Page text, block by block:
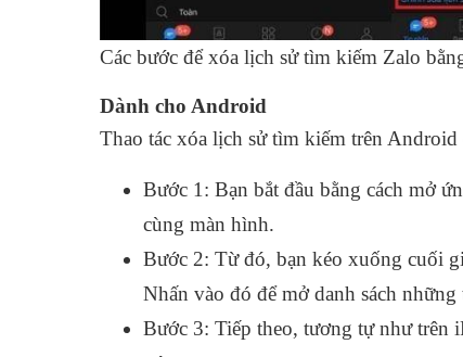
Các bước để xóa lịch sử tìm kiếm Zalo
Dành cho Android
Thao tác xóa lịch sử tìm kiếm trên
Bước 1: Bạn bắt đầu bằng cách mở
cùng màn hình.
Bước 2: Từ đó, bạn kéo xuống cuối
Nhấn vào đó để mở danh sách
Bước 3: Tiếp theo, tương tự như trên